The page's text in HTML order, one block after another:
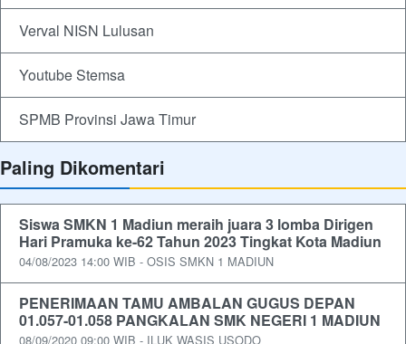
Verval NISN Lulusan
Youtube Stemsa
SPMB Provinsi Jawa Timur
Paling Dikomentari
Siswa SMKN 1 Madiun meraih juara 3 lomba Dirigen
Hari Pramuka ke-62 Tahun 2023 Tingkat Kota Madiun
04/08/2023 14:00 WIB - OSIS SMKN 1 MADIUN
PENERIMAAN TAMU AMBALAN GUGUS DEPAN
01.057-01.058 PANGKALAN SMK NEGERI 1 MADIUN
08/09/2020 09:00 WIB - ILUK WASIS USODO